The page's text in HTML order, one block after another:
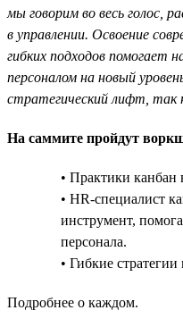
мы говорим во весь голос,
в управлении. Освоение
гибких подходов помогает
персоналом на новый
стратегический лифт,
На саммите пройдут
• Практики канбан
• HR-специалист
инструмент,
персонала.
• Гибкие
Подробнее о каждом.